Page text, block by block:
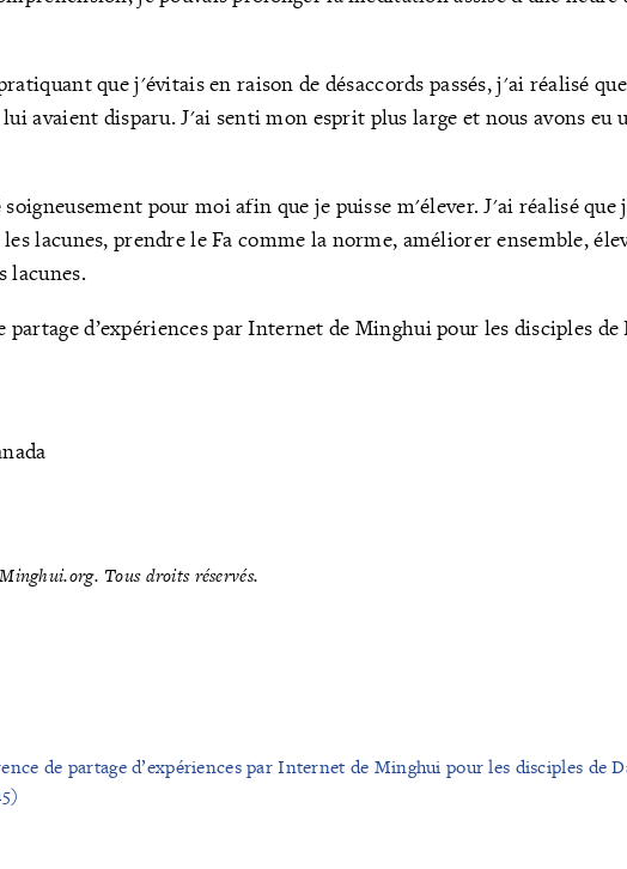
que j'évitais en raison de désaccords passés, j'ai réalisé
lui avaient disparu. J'ai senti mon esprit plus large et nous avons eu
pour moi afin que je puisse m'élever. J'ai réalisé que
lacunes, prendre le Fa comme la norme, améliorer ensemble,
lacunes.
partage d’expériences par Internet de Minghui pour les disciples de
Tous droits réservés.
de partage d’expériences par Internet de Minghui pour les disciples de